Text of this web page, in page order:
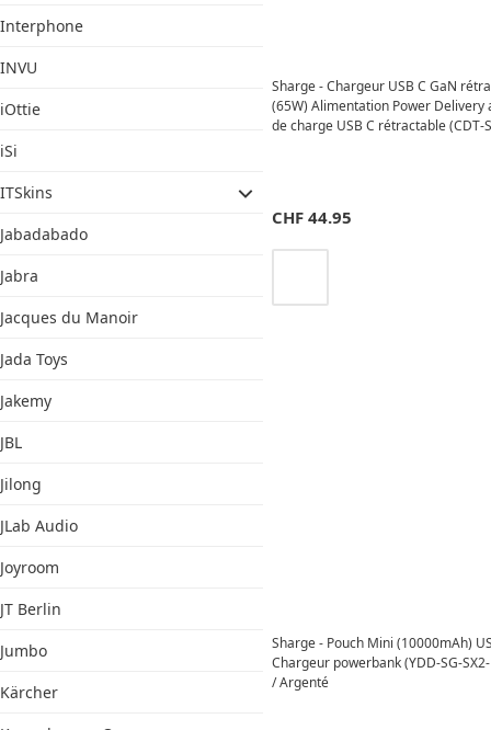
Interphone
INVU
iOttie
iSi
ITSkins
Jabadabado
Jabra
Jacques du Manoir
Jada Toys
Jakemy
JBL
Jilong
JLab Audio
Joyroom
JT Berlin
Jumbo
Kärcher
Sharge - Chargeur USB C GaN
(65W) Alimentation Power Delivery
de charge USB C rétractable (CDT-
CHF 44.95
Sharge - Pouch Mini (10000mAh)
Chargeur powerbank (YDD-SG-
/ Argenté